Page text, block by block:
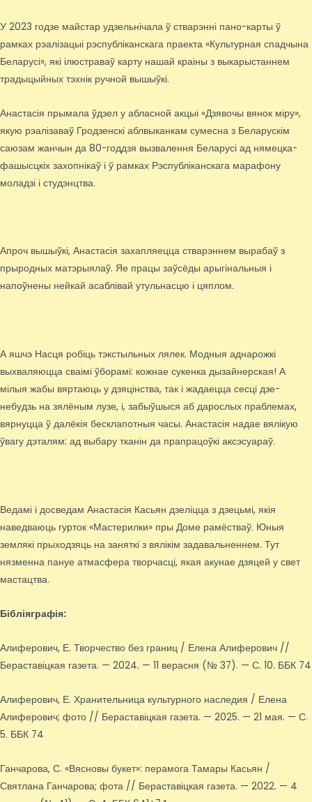
У 2023 годзе майстар удзельнічала ў стварэнні пано-карты ў
рамках рэалізацыі рэспубліканскага праекта «Культурная спадчына
Беларусі», які ілюстраваў карту нашай краіны з выкарыстаннем
традыцыйных тэхнік ручной вышыўкі.
Анастасія прымала ўдзел у абласной акцыі «Дзявочы вянок міру»,
якую рэалізаваў Гродзенскі аблвыканкам сумесна з Беларускім
саюзам жанчын да 80-годдзя вызвалення Беларусі ад нямецка-
фашысцкіх захопнікаў і ў рамках Рэспубліканскага марафону
моладзі і студэнцтва.
Апроч вышыўкі, Анастасія захапляецца стварэннем вырабаў з
прыродных матэрыялаў. Яе працы заўсёды арыгінальныя і
напоўнены нейкай асаблівай утульнасцю і цяплом.
А яшчэ Насця робіць тэкстыльных лялек. Модныя аднарожкі
выхваляюцца сваімі ўборамі: кожнае сукенка дызайнерская! А
мілыя жабы вяртаюць у дзяцінства, так і жадаецца сесці дзе-
небудзь на зялёным лузе, і, забыўшыся аб дарослых праблемах,
вярнуцца ў далёкія бесклапотныя часы. Анастасія надае вялікую
ўвагу дэталям: ад выбару тканін да прапрацоўкі аксэсуараў.
Ведамі і досведам Анастасія Касьян дзеліцца з дзецьмі, якія
наведваюць гурток «Мастерилки» пры Доме рамёстваў. Юныя
землякі прыходзяць на заняткі з вялікім задавальненнем. Тут
нязменна пануе атмасфера творчасці, якая акунае дзяцей у свет
мастацтва.
Бібліяграфія:
Алиферович, Е. Творчество без границ / Елена Алиферович //
Бераставіцкая газета. — 2024. — 11 верасня (№ 37). — С. 10. ББК 74
Алиферович, Е. Хранительница культурного наследия / Елена
Алиферович; фото // Бераставіцкая газета. — 2025. — 21 мая. — С.
5. ББК 74
Ганчарова, С. «Вясновы букет»: перамога Тамары Касьян /
Святлана Ганчарова; фота // Бераставіцкая газета. — 2022. — 4